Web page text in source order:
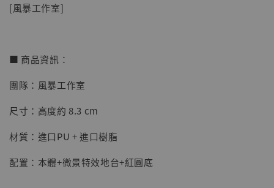
【店內現貨】七龍珠 系列蒐藏雕像 悟空 鳥山
明紀念款 [奇蹟工作室]
NT$ 5,580
[風暴工作室]
■ 商品資訊：
團隊：風暴工作室
尺寸：高度約 8.3 cm
材質：進口PU + 進口樹脂
配置：本體+微景特效地台+紅圓底